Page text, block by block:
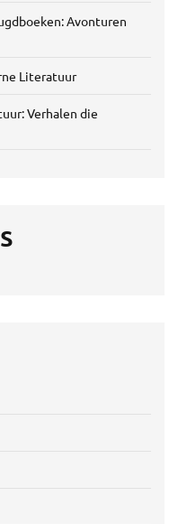
Avonturen
Literatuur
Verhalen die